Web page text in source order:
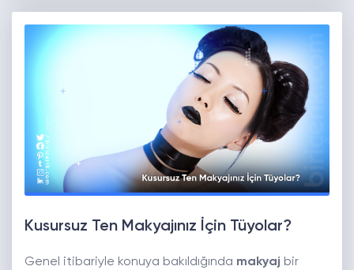
Kusursuz Ten Makyajınız İçin Tüyolar?
Genel itibariyle konuya bakıldığında makyaj bir